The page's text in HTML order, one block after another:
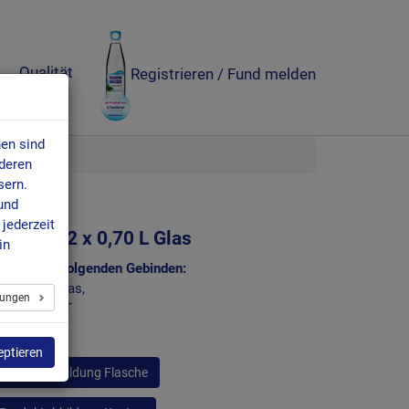
Qualität Registrieren / Fund melden
12 x 0,70 L Glas
in folgenden Gebinden:
x 0,70 L Glas,
x 1,0 L PET
Produktabbildung Flasche
sind